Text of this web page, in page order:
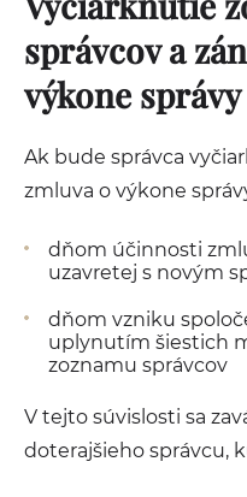
správcov a
výkone správy
Ak bude správca
zmluva o výkone
dňom účinnosti
uzavretej s novým
dňom vzniku
uplynutím šiestich
zoznamu správcov
V tejto súvislosti sa
doterajšieho správcu,